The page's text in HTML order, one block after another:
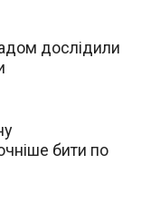
дослідили
бити по